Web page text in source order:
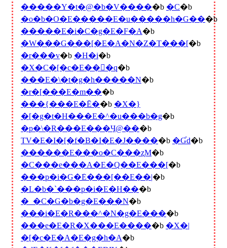
�����Y�t�@�b�V�����b �C�b
�o�b�O�E�����E�u�����h�G���b
�����E�i�C�g�E�F�A�b
�W���G���[�E�A�N�Z�T���[�b
�r���v�b �H�i�b
�X�C�[�c�E���َq�b
���E�\�t�g�h�����N�b
�r�[���E�m���b
���{���E�Ē��b �X�}
�[�g�t�H���E�^�u���b�g�b
�p�\�R���E���Ӌ@���b
TV�E�I�[�f�B�I�E�J�����b �Ɠd�b
������E���o�C���ʐM�b
�C���e���A�E�Q��E���[�b
���p�i�G�݁E���[��E��|�b
�L�b�`���p�i�E�H���b
�_�C�G�b�g�E���N�b
���i�E�R���^�N�g�E����b
���e�E�R�X���E�����b �X�|
�[�c�E�A�E�g�h�A�b